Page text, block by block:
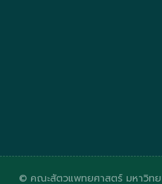
© คณะสัตวแพทยศาสตร์ มหาวิทย